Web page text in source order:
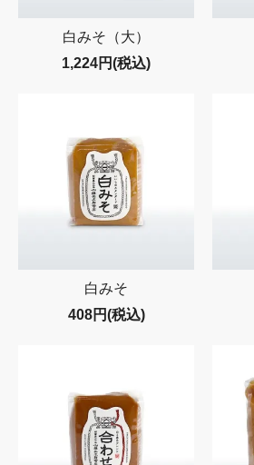
白みそ（大）
1,224円(税込)
白みそ
408円(税込)